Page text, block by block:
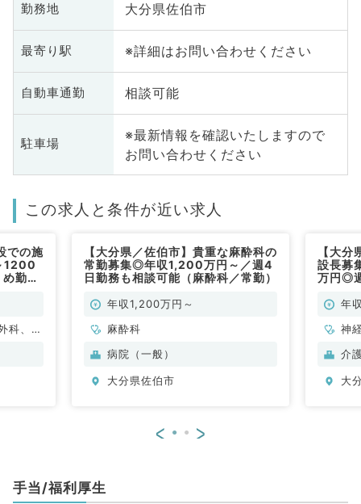
勤務地 大分県佐伯市
最寄り駅 ※詳細はお問い合わせください
自動車通勤 相談可能
駐車場
※最新情報を確認いたしますので
お問い合わせください
この求人と条件が近い求人
での施
1200
勤務
科、形
科、乳
ツ整形
【大分県／佐伯市】貴重な麻酔科の
常勤募集◎年収1,200万円～／週4
日勤務も相談可能（麻酔科／常勤）
年収1,200万円～
麻酔科
病院（一般）
大分県佐伯市
【大
設長募
万円◎
年
神
成
外
介
大
< >
手当/福利厚生